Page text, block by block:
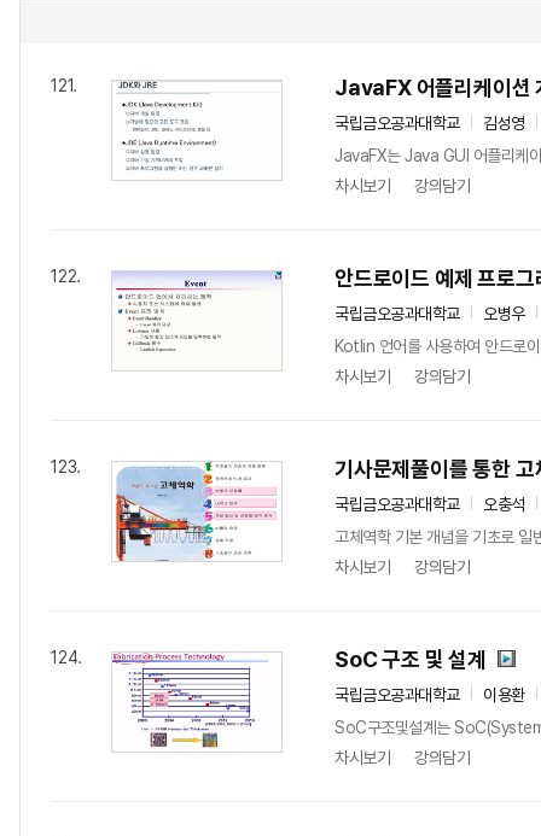
121. JavaFX 어플리케이션
국립금오공과대학교
김성영
JavaFX는 Java GUI 어플리케
차시보기
강의담기
122. 안드로이드 예제 프로그
국립금오공과대학교
오병우
Kotlin 언어를 사용하여 안드로
차시보기
강의담기
123. 기사문제풀이를 통한
국립금오공과대학교
오충석
고체역학 기본 개념을 기초로
차시보기
강의담기
124. SoC 구조 및 설계
국립금오공과대학교
이용환
SoC구조및설계는
차시보기
강의담기